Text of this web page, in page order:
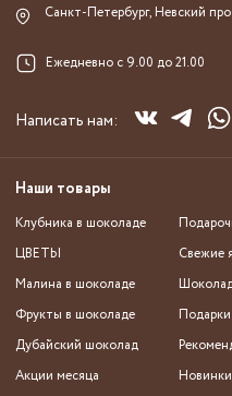
Санкт-Петербург, Невский
Ежедневно с 9.00 до 21.00
Написать нам:
Наши товары
Клубника в шоколаде
ЦВЕТЫ
Малина в шоколаде
Фрукты в шоколаде
Дубайский шоколад
Акции месяца
Свежие
Новинки